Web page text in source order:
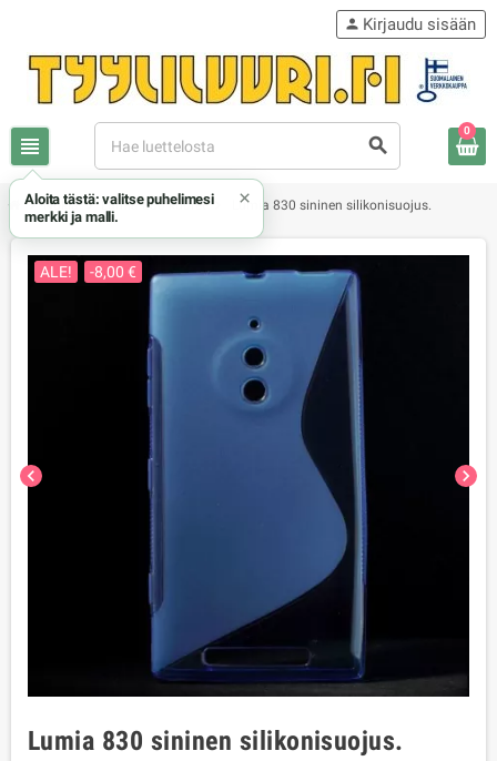
view_headline search
person Kirjaudu sisään
0
chevron_rightNokiachevron_right Lumia 830 kuoretchevron_right Lumia 830 sininen silikonisuojus.
chevron_left chevron_right
ALE! -8,00 €
Lumia 830 sininen silikonisuojus.
Aloita tästä: valitse puhelimesi
merkki ja malli.
×